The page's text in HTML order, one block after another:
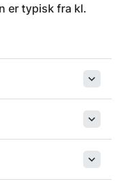
er typisk fra kl.